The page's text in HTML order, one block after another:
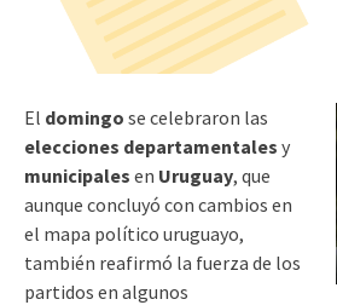
El domingo se celebraron las
elecciones departamentales y
municipales en Uruguay, que
aunque concluyó con cambios en
el mapa político uruguayo,
también reafirmó la fuerza de los
partidos en algunos